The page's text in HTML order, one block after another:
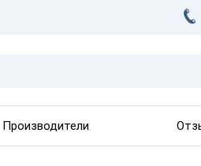
Производители